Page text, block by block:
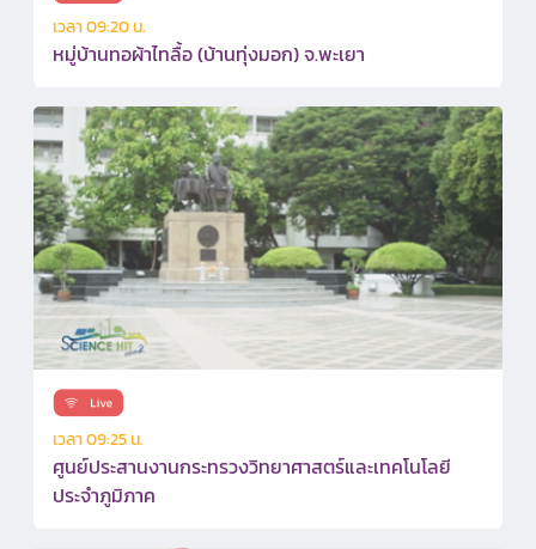
เวลา 09:20 น.
หมู่บ้านทอผ้าไทลื้อ (บ้านทุ่งมอก) จ.พะเยา
เวลา 09:25 น.
ศูนย์ประสานงานกระทรวงวิทยาศาสตร์และเทคโนโลยี
ประจำภูมิภาค